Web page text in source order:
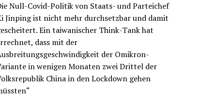
Null-Covid-Politik von Staats- und Parteichef
Jinping ist nicht mehr durchsetzbar und damit
Ein taiwanischer Think-Tank hat
dass mit der
der Omikron-
in wenigen Monaten zwei Drittel der
China in den Lockdown gehen